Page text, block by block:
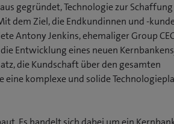
gegründet, Technologie zur Schaffung
dem Ziel, die Endkundinnen und -
Antony Jenkins, ehemaliger Group
Entwicklung eines neuen
die Kundschaft über den gesamten
komplexe und solide